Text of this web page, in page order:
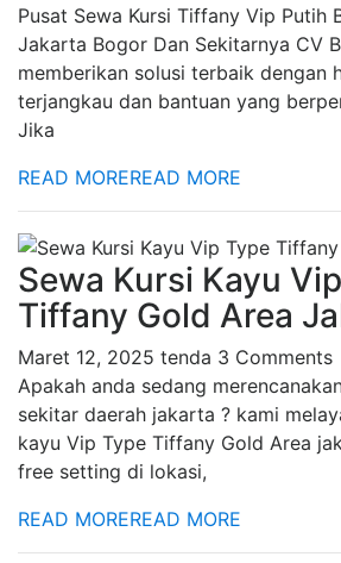
Pusat Sewa Kursi Tiffany Vip Putih
Jakarta Bogor Dan Sekitarnya CV
memberikan solusi terbaik dengan
terjangkau dan bantuan yang
Jika
READ MOREREAD MORE
Sewa Kursi Kayu
Tiffany Gold Area
Maret 12, 2025 tenda 3 Comments
Apakah anda sedang
sekitar daerah jakarta ? kami
kayu Vip Type Tiffany Gold Area
free setting di lokasi,
READ MOREREAD MORE